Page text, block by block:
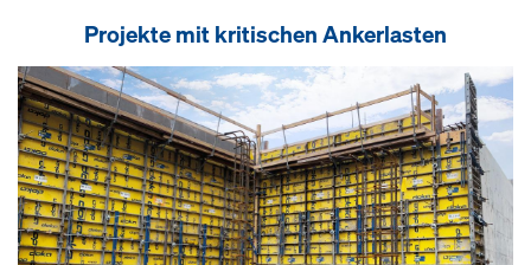
Projekte mit kritischen Ankerlasten